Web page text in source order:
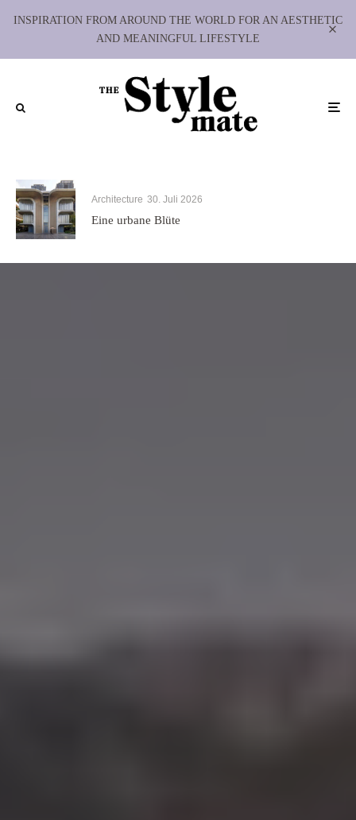
INSPIRATION FROM AROUND THE WORLD FOR AN AESTHETIC
AND MEANINGFUL LIFESTYLE
Architecture 30. Juli 2026
Eine urbane Blüte